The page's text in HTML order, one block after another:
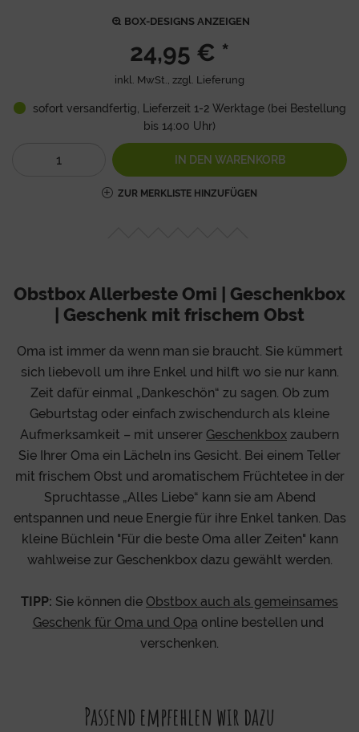
BOX-DESIGNS ANZEIGEN
24,95 € *
inkl. MwSt., zzgl. Lieferung
sofort versandfertig, Lieferzeit 1-2 Werktage (bei Bestellung
bis 14:00 Uhr)
IN DEN WARENKORB
ZUR MERKLISTE HINZUFÜGEN
Obstbox Allerbeste Omi | Geschenkbox
| Geschenk mit frischem Obst
Oma ist immer da wenn man sie braucht. Sie kümmert
sich liebevoll um ihre Enkel und hilft wo sie nur kann.
Zeit dafür einmal „Dankeschön“ zu sagen. Ob zum
Geburtstag oder einfach zwischendurch als kleine
Aufmerksamkeit – mit unserer Geschenkbox zaubern
Sie Ihrer Oma ein Lächeln ins Gesicht. Bei einem Teller
mit frischem Obst und aromatischem Früchtetee in der
Spruchtasse „Alles Liebe“ kann sie am Abend
entspannen und neue Energie für ihre Enkel tanken. Das
kleine Büchlein "Für die beste Oma aller Zeiten" kann
wahlweise zur Geschenkbox dazu gewählt werden.
TIPP: Sie können die Obstbox auch als gemeinsames
Geschenk für Oma und Opa online bestellen und
verschenken.
Passend empfehlen wir dazu